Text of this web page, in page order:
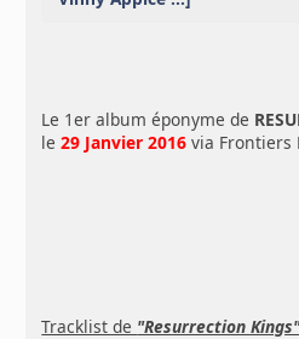
Le 1er album éponyme de
le29 Janvier 2016 via Frontiers
Tracklist de "Resurrection